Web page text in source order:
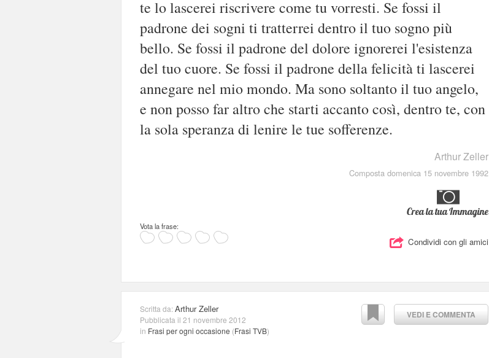
te lo lascerei riscrivere come tu vorresti. Se fossi il
padrone dei sogni ti tratterrei dentro il tuo sogno più
bello. Se fossi il padrone del dolore ignorerei l'esistenza
del tuo cuore. Se fossi il padrone della felicità ti lascerei
annegare nel mio mondo. Ma sono soltanto il tuo angelo,
e non posso far altro che starti accanto così, dentro te, con
la sola speranza di lenire le tue sofferenze.
Arthur Zeller
Composta domenica 15 novembre 1992
Crea la tua Immagine
Vota la frase:
Condividi con gli amici
VEDI E COMMENTA
Scritta da:Arthur Zeller
Pubblicata il 21 novembre 2012
in Frasi per ogni occasione (Frasi TVB)